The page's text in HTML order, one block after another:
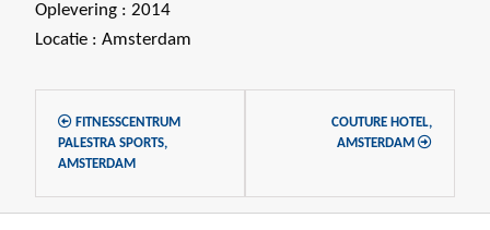
Oplevering : 2014
Locatie : Amsterdam
FITNESSCENTRUM
PALESTRA SPORTS,
AMSTERDAM
COUTURE HOTEL,
AMSTERDAM